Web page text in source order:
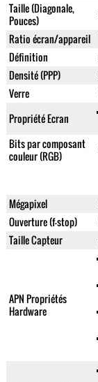
Taille (Diagonale,
Pouces)
Ratio écran/appareil
Définition
Densité (PPP)
Verre
Propriété Ecran
Bits par composant
couleur (RGB)
Mégapixel
Ouverture (f-stop)
Taille Capteur
APN Propriétés
Hardware